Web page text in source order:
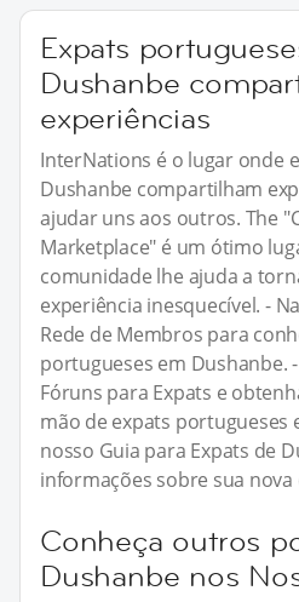
Expats
Dushanbe
experiências
InterNations é o lugar onde
Dushanbe compartilham
ajudar uns aos outros. The
Marketplace" é um ótimo
comunidade lhe ajuda a
experiência inesquecível. -
Rede de Membros para
portugueses em Dushanbe.
Fóruns para Expats e
mão de expats portugueses
nosso Guia para Expats de
informações sobre sua nova
Conheça outros
Dushanbe nos